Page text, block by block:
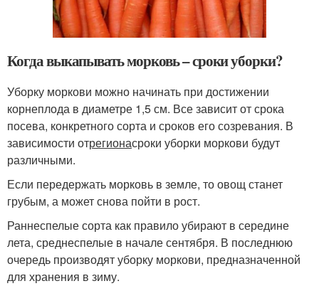
Когда выкапывать морковь – сроки уборки?
Уборку моркови можно начинать при достижении
корнеплода в диаметре 1,5 см. Все зависит от срока
посева, конкретного сорта и сроков его созревания. В
зависимости отрегионасроки уборки моркови будут
различными.
Если передержать морковь в земле, то овощ станет
грубым, а может снова пойти в рост.
Раннеспелые сорта как правило убирают в середине
лета, среднеспелые в начале сентября. В последнюю
очередь производят уборку моркови, предназначенной
для хранения в зиму.